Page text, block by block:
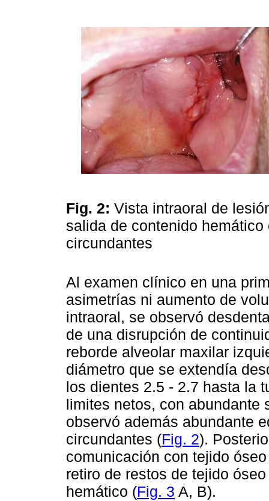
Fig. 2: Vista intraoral de
salida de contenido
circundantes
Al examen clínico en una
asimetrías ni aumento de
intraoral, se observó
de una disrupción de
reborde alveolar maxilar
diámetro que se extendía
los dientes 2.5 - 2.7 hasta la
limites netos, con abundante
observó además abundante
circundantes (Fig. 2).
comunicación con tejido
retiro de restos de tejido
hemático (Fig. 3 A, B).